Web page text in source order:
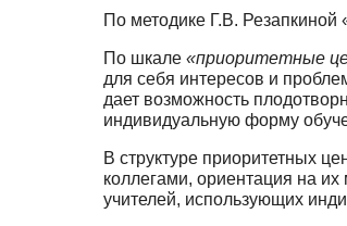
По методике Г.В. Резапкиной
По шкале «приоритетные
для себя интересов и
дает возможность
индивидуальную форму
В структуре приоритетных
коллегами, ориентация на
учителей, использующих